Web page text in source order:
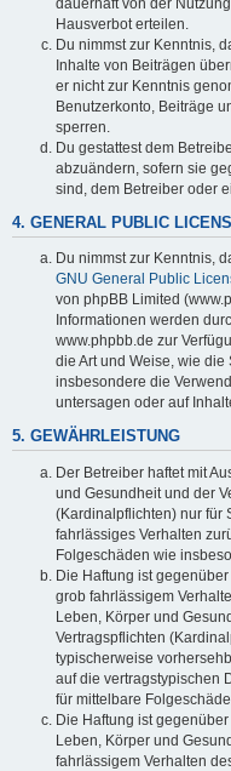
Hausverbot erteilen.
Du nimmst zur Kenntnis,
Inhalte von Beiträgen
er nicht zur Kenntnis
Benutzerkonto, Beiträge
sperren.
Du gestattest dem
abzuändern, sofern sie
sind, dem Betreiber oder
4. GENERAL PUBLIC
Du nimmst zur Kenntnis,
GNU General Public
von phpBB Limited
Informationen werden
www.phpbb.de zur
die Art und Weise, wie
insbesondere die
untersagen oder auf
5. GEWÄHRLEISTUNG
Der Betreiber haftet mit
und Gesundheit und der
(Kardinalpflichten) nur für
fahrlässiges Verhalten
Folgeschäden wie
Die Haftung ist
grob fahrlässigem
Leben, Körper und
Vertragspflichten
typischerweise
auf die vertragstypischen
für mittelbare
Die Haftung ist
Leben, Körper und
fahrlässigem Verhalten